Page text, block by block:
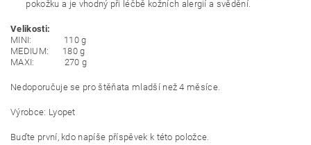
pokožku a je vhodný při léčbě kožních alergií a svědění.
Velikosti:
MINI: 110 g
MEDIUM: 180 g
MAXI: 270 g
Nedoporučuje se pro štěňata mladší než 4 měsíce.
Výrobce: Lyopet
Buďte první, kdo napíše příspěvek k této položce.